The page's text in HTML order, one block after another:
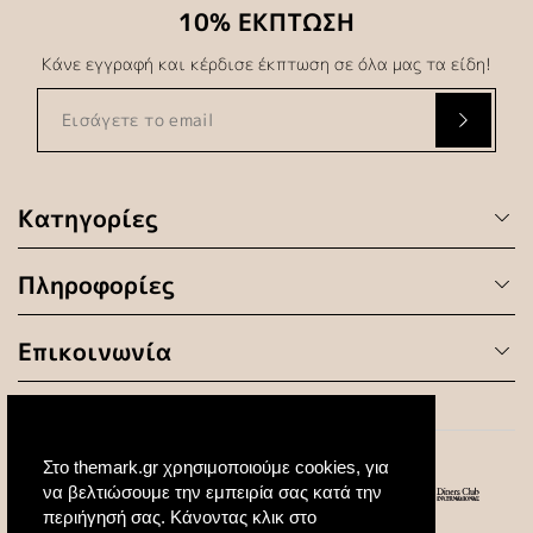
Στο themark.gr χρησιμοποιούμε cookies, για
να βελτιώσουμε την εμπειρία σας κατά την
περιήγησή σας. Κάνοντας κλικ στο
Κατηγορίες
Πληροφορίες
Επικοινωνία
10% ΕΚΠΤΩΣΗ
Κάνε εγγραφή και κέρδισε έκπτωση σε όλα μας τα είδη!